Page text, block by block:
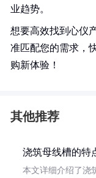
业趋势。
想要高效找到心仪
准匹配您的需求，
购新体验！
其他推荐
浇筑母线槽的特
本文详细介绍了浇